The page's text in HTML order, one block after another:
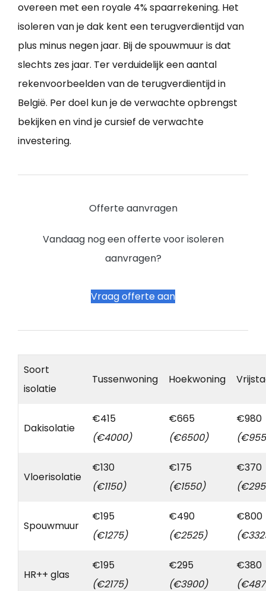
overeen met een royale 4% spaarrekening. Het
isoleren van je dak kent een terugverdientijd van
plus minus negen jaar. Bij de spouwmuur is dat
slechts zes jaar. Ter verduidelijk een aantal
rekenvoorbeelden van de terugverdientijd in
België. Per doel kun je de verwachte opbrengst
bekijken en vind je cursief de verwachte
investering.
Offerte aanvragen
Vandaag nog een offerte voor isoleren
aanvragen?
Vraag offerte aan
Soort
isolatie
Tussenwoning Hoekwoning
Dakisolatie
€415
(€4000)
€665
(€6500)
€980
Vloerisolatie
€130
(€1150)
€175
(€1550)
€370
Spouwmuur
€195
(€1275)
€490
(€2525)
€800
HR++ glas
€195
(€2175)
€295
(€3900)
€380